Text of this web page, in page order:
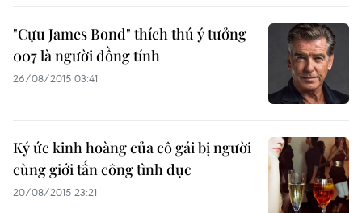
"Cựu James Bond" thích thú ý tưởng
007 là người đồng tính
26/08/2015 03:41
Ký ức kinh hoàng của cô gái bị người
cùng giới tấn công tình dục
20/08/2015 23:21